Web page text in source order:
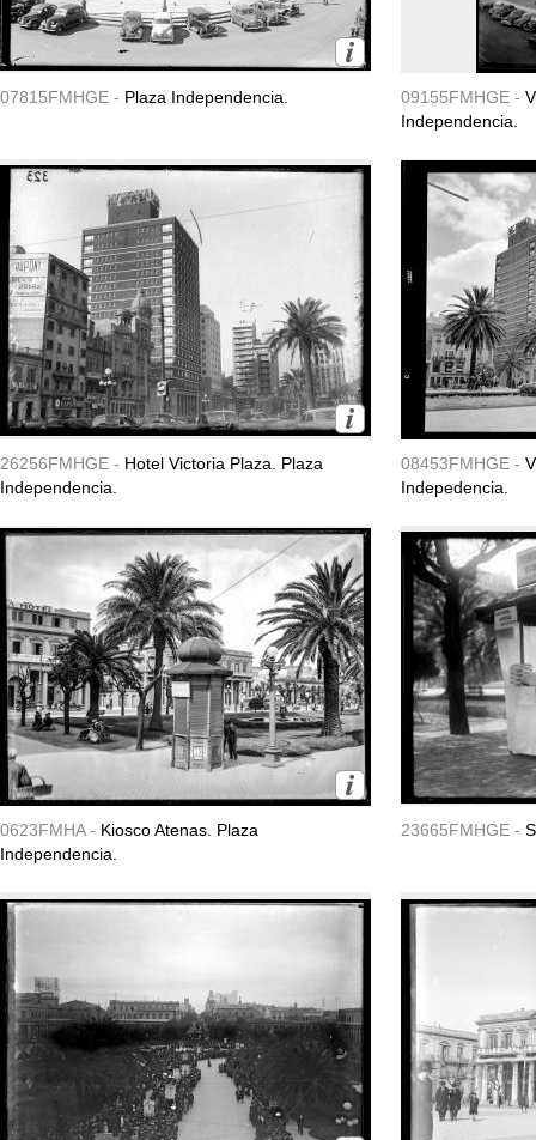
07815FMHGE - Plaza Independencia. 09155FMHGE -
Independencia.
26256FMHGE - Hotel Victoria Plaza. Plaza
Independencia.
08453FMHGE -
Indepedencia.
0623FMHA - Kiosco Atenas. Plaza
Independencia.
23665FMHGE -